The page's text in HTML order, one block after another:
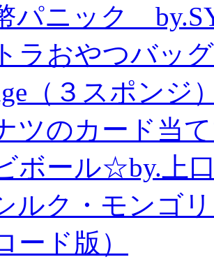
パニック
ラおやつバッ
（３スポン
ツのカード当
ボール☆by.上
ルク・モンゴ
ード版）